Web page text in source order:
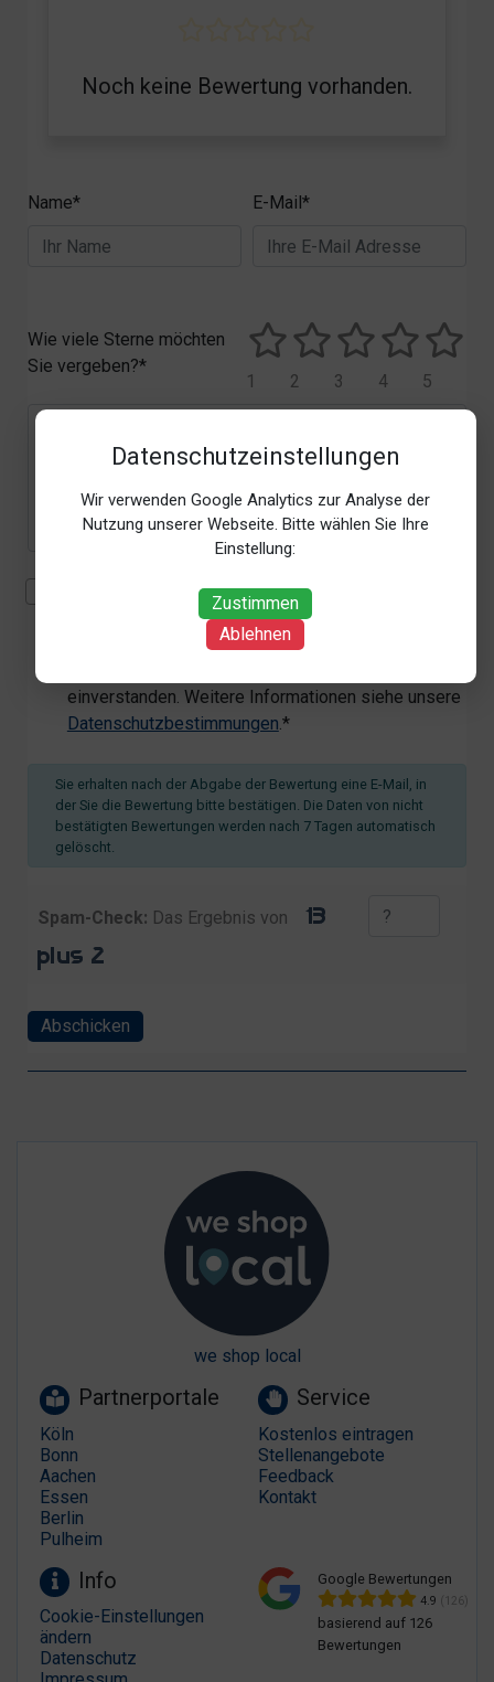
Datenschutzeinstellungen
Wir verwenden Google Analytics zur Analyse der
Nutzung unserer Webseite. Bitte wählen Sie Ihre
Einstellung:
Zustimmen
Ablehnen
Noch keine Bewertung vorhanden.
Name* E-Mail*
Wie viele Sterne möchten
Sie vergeben?*
5
4
3
2
1
Mit der Erhebung, Verarbeitung und Nutzung meiner
personenbezogenen Daten (Angaben, Datum und
Uhrzeit der Bewertungsabgabe, Referrer-URL) zum
einverstanden. Weitere Informationen siehe unsere
Datenschutzbestimmungen.*
Sie erhalten nach der Abgabe der Bewertung eine E-Mail, in
der Sie die Bewertung bitte bestätigen. Die Daten von nicht
bestätigten Bewertungen werden nach 7 Tagen automatisch
gelöscht.
Spam-Check: Das Ergebnis von
Abschicken
we shop local
Partnerportale
Köln
Bonn
Aachen
Essen
Berlin
Pulheim
Service
Kostenlos eintragen
Stellenangebote
Feedback
Kontakt
Info
Cookie-Einstellungen
ändern
Datenschutz
Google Bewertungen
4.9 (126)
basierend auf 126
Bewertungen